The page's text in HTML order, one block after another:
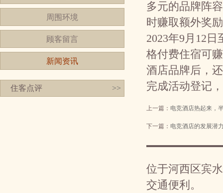
周围环境
顾客留言
新闻资讯
住客点评 >>
多元的品牌阵
时赚取额外奖
2023年9月12
格付费住宿可
酒店品牌后，
完成活动登记
上一篇： 电竞酒店热起来，
下一篇： 电竞酒店的发展潜
位于河西区宾
交通便利。